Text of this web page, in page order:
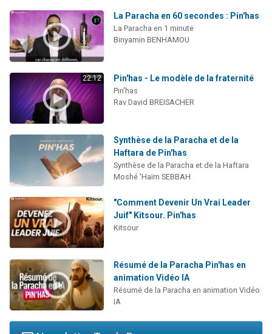
La Paracha en 60 secondes : Pin'has
La Paracha en 1 minute
Binyamin BENHAMOU
22:12 Pin'has - Le modèle de la fraternité
Pin'has
Rav David BREISACHER
Synthèse de la Paracha et de la
Haftara de Pin'has
Synthèse de la Paracha et de la Haftara
Moshé 'Haïm SEBBAH
"Comment Devenir Un Vrai Leader
Juif" Kitsour. Pin'has
Kitsour
Résumé de la Paracha Pin'has en
animation Vidéo IA
Résumé de la Paracha en animation Vidéo
IA